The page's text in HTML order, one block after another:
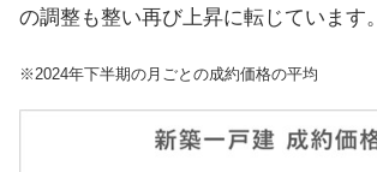
の調整も整い再び上昇に転じています。
※2024年下半期の月ごとの成約価格の平均